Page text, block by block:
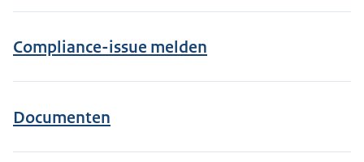
Compliance-issue melden
Documenten